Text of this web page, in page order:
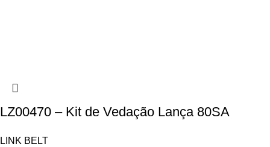
LZ00470 – Kit de Vedação Lança 80SA
LINK BELT